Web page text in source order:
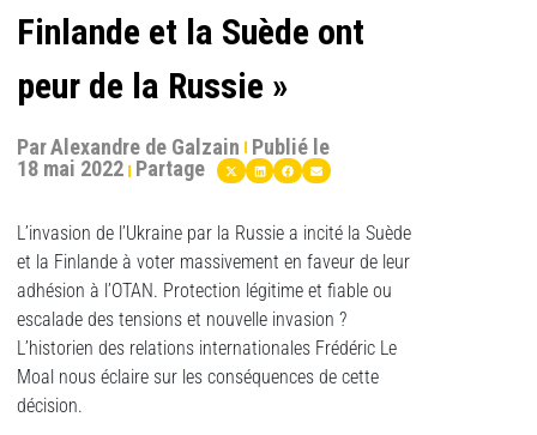
Finlande et la Suède ont
peur de la Russie »
ParAlexandre de Galzain Publié le
18 mai 2022 Partage
L’invasion de l’Ukraine par la Russie a incité la Suède
et la Finlande à voter massivement en faveur de leur
adhésion à l’OTAN. Protection légitime et fiable ou
escalade des tensions et nouvelle invasion ?
L’historien des relations internationales Frédéric Le
Moal nous éclaire sur les conséquences de cette
décision.